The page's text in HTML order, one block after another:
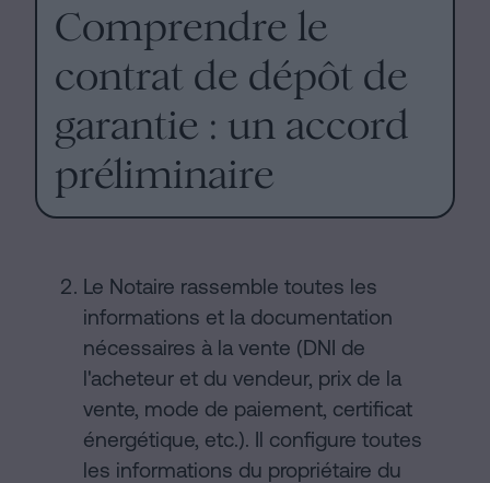
Comprendre le
contrat de dépôt de
garantie : un accord
préliminaire
Le Notaire rassemble toutes les
informations et la documentation
nécessaires à la vente (DNI de
l'acheteur et du vendeur, prix de la
vente, mode de paiement, certificat
énergétique, etc.). Il configure toutes
les informations du propriétaire du